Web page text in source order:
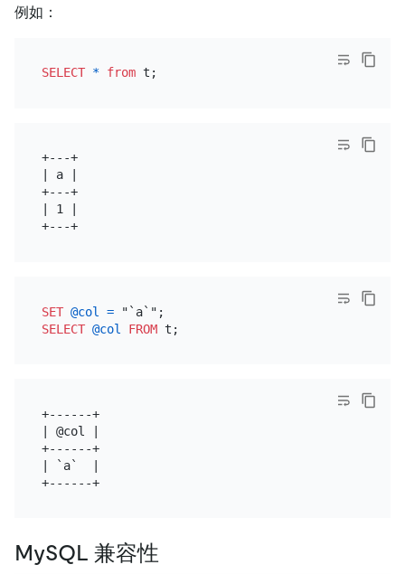
例如：
SELECT * from
+---+
| a |
+---+
| 1 |
+---+
SET @col =
SELECT @col FROM
+------+
| @col |
+------+
| `a`  |
+------+
MySQL 兼容性